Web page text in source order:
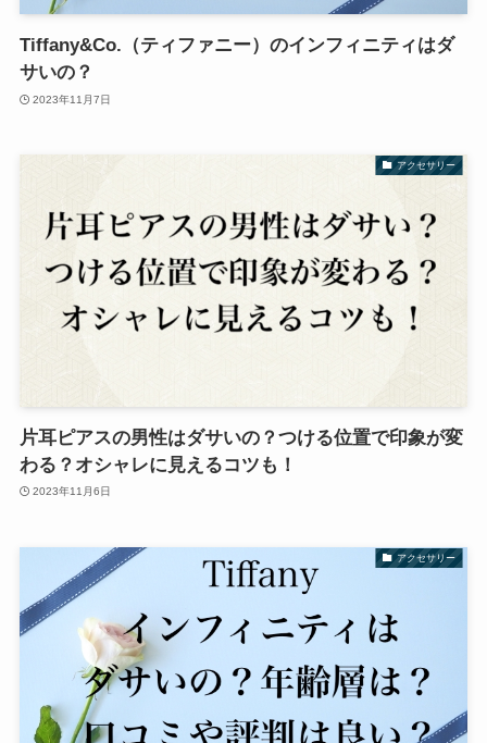
Tiffany&Co.（ティファニー）のインフィニティはダ
サいの？
2023年11月7日
アクセサリー
片耳ピアスの男性はダサいの？つける位置で印象が変
わる？オシャレに見えるコツも！
2023年11月6日
アクセサリー